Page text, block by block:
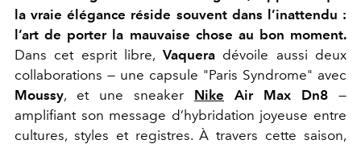
la vraie élégance réside souvent dans l’inattendu :
l’art de porter la mauvaise chose au bon moment.
Dans cet esprit libre, Vaqueradévoile aussi deux
collaborations — une capsule "Paris Syndrome" avec
Moussy, et une sneaker Nike Air Max Dn8 —
amplifiant son message d’hybridation joyeuse entre
cultures, styles et registres. À travers cette saison,